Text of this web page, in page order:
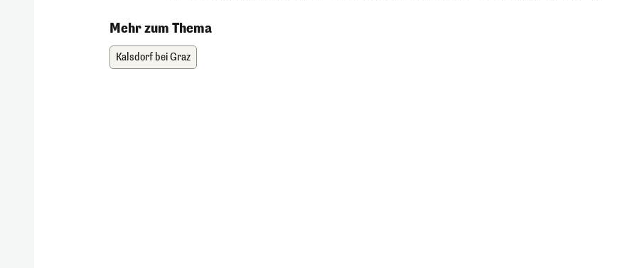
Mehr zum Thema
Kalsdorf bei Graz